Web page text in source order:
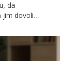
da
dovolimo
jaz? Kako
nam,
še